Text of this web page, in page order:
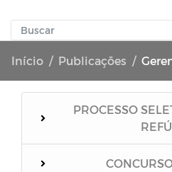
Início Publicações
PROCESSO